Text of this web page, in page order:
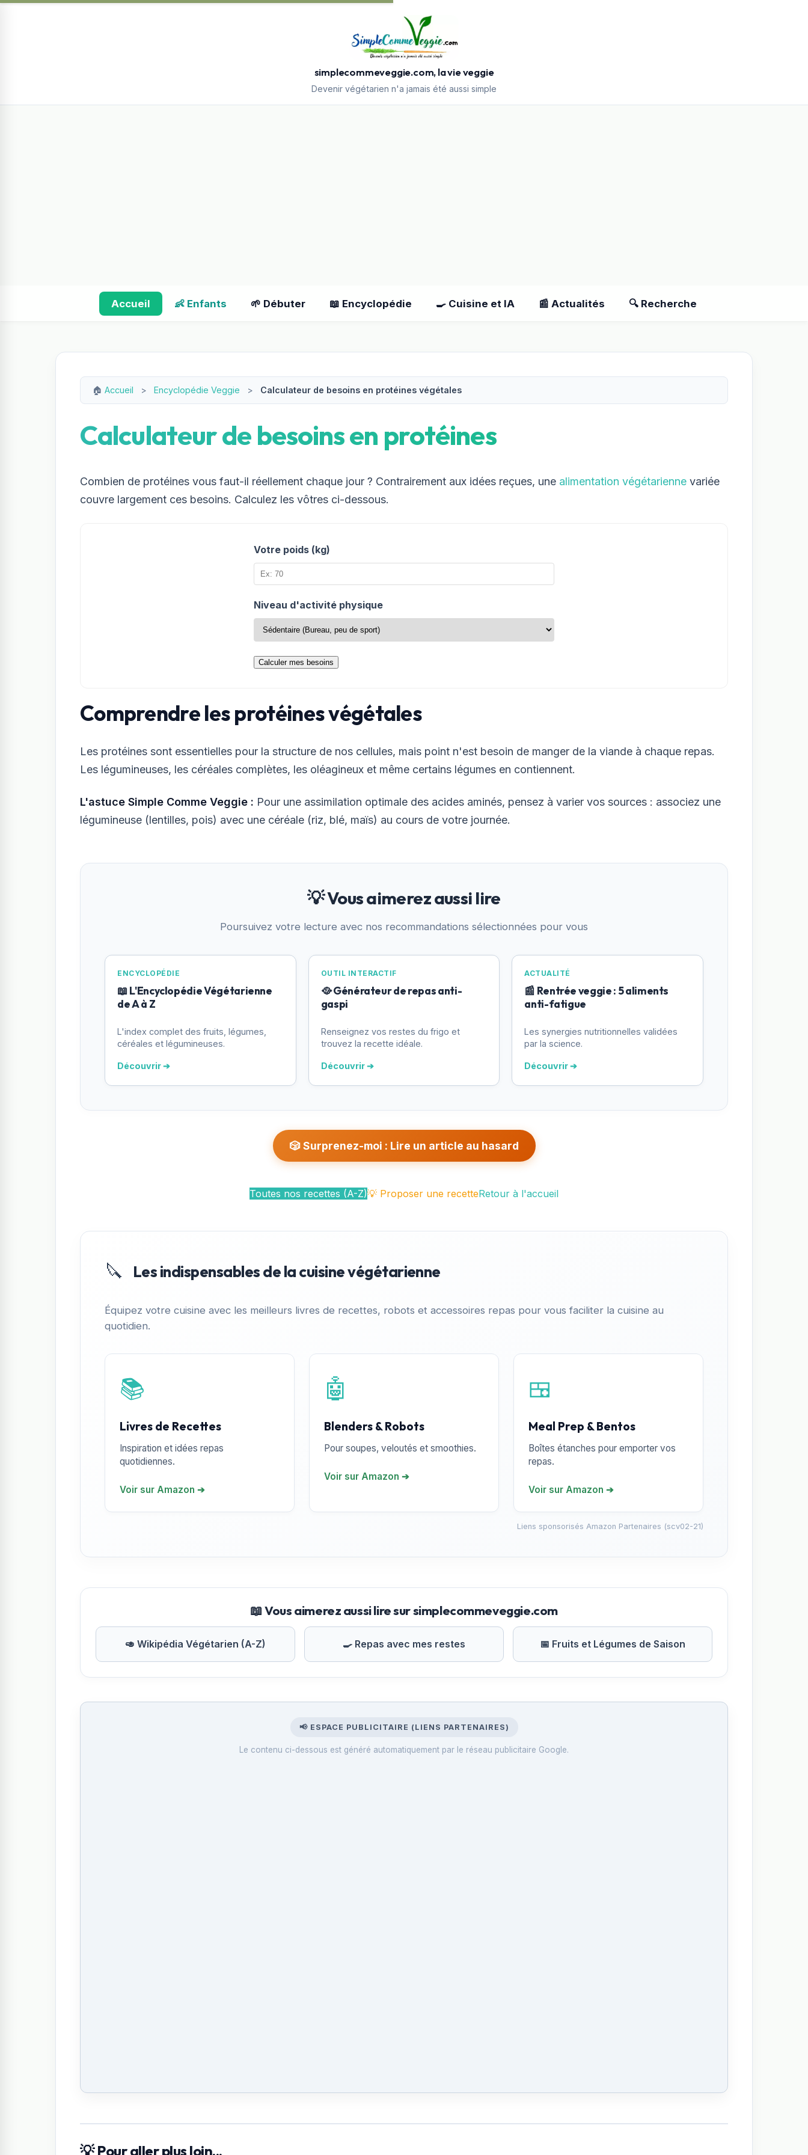
simplecommeveggie.com, la vie veggie
Devenir végétarien n'a jamais été aussi simple
Accueil 👶 Enfants 🌱 Débuter 📖 Encyclopédie 🍳 Cuisine et IA 📰 Actualités 🔍 Recherche
🏠 Accueil > Encyclopédie Veggie > Calculateur de besoins en protéines végétales
Calculateur de besoins en protéines
Combien de protéines vous faut-il réellement chaque jour ? Contrairement aux idées reçues, une alimentation végétarienne variée
couvre largement ces besoins. Calculez les vôtres ci-dessous.
Votre poids (kg)
Niveau d'activité physique
Calculer mes besoins
Comprendre les protéines végétales
Les protéines sont essentielles pour la structure de nos cellules, mais point n'est besoin de manger de la viande à chaque repas.
Les légumineuses, les céréales complètes, les oléagineux et même certains légumes en contiennent.
L'astuce Simple Comme Veggie : Pour une assimilation optimale des acides aminés, pensez à varier vos sources : associez une
légumineuse (lentilles, pois) avec une céréale (riz, blé, maïs) au cours de votre journée.
💡 Vous aimerez aussi lire
Poursuivez votre lecture avec nos recommandations sélectionnées pour vous
ENCYCLOPÉDIE
📖 L'Encyclopédie Végétarienne
de A à Z
L'index complet des fruits, légumes,
céréales et légumineuses.
Découvrir ➔
OUTIL INTERACTIF
🥘 Générateur de repas anti-
gaspi
Renseignez vos restes du frigo et
trouvez la recette idéale.
Découvrir ➔
ACTUALITÉ
📰 Rentrée veggie : 5 aliments
anti-fatigue
Les synergies nutritionnelles validées
par la science.
Découvrir ➔
🎲 Surprenez-moi : Lire un article au hasard
Toutes nos recettes (A-Z)💡 Proposer une recetteRetour à l'accueil
🔪 Les indispensables de la cuisine végétarienne
Équipez votre cuisine avec les meilleurs livres de recettes, robots et accessoires repas pour vous faciliter la cuisine au
quotidien.
📚
Livres de Recettes
Inspiration et idées repas
quotidiennes.
Voir sur Amazon ➔
🤖
Blenders & Robots
Pour soupes, veloutés et smoothies.
Voir sur Amazon ➔
🍱
Meal Prep & Bentos
Boîtes étanches pour emporter vos
repas.
Voir sur Amazon ➔
Liens sponsorisés Amazon Partenaires (scv02-21)
📖 Vous aimerez aussi lire sur simplecommeveggie.com
🥑 Wikipédia Végétarien (A-Z) 🍳 Repas avec mes restes 📅 Fruits et Légumes de Saison
📢 ESPACE PUBLICITAIRE (LIENS PARTENAIRES)
Le contenu ci-dessous est généré automatiquement par le réseau publicitaire Google.
💡 Pour aller plus loin...